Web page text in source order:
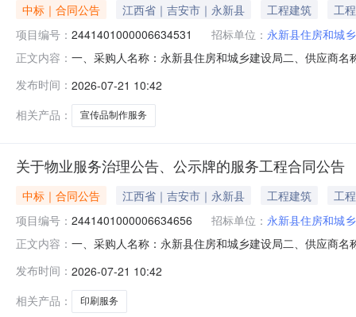
中标｜合同公告 江西省｜吉安市｜永新县 工程建筑
工程
项目编号： 2441401000006634531 招标单位： 永新县住房和城
正文内容： 一、采购人名称：永新县住房和城乡建设局二、供应商
制作服务项1.0024482448服务要求或标的基本概况：七
发布时间： 2026-07-21 10:42
相关产品：
宣传品制作服务
关于物业服务治理公告、公示牌的服务工程合同公告
中标｜合同公告 江西省｜吉安市｜永新县 工程建筑
工程
项目编号： 2441401000006634656 招标单位： 永新县住房和城
正文内容： 一、采购人名称：永新县住房和城乡建设局二、供应商
印刷件1.0080458045服务要求或标的基本概况：七、其
发布时间： 2026-07-21 10:42
相关产品：
印刷服务